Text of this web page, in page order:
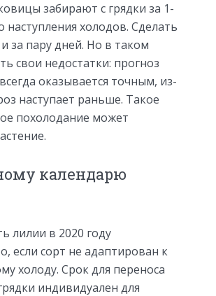
забирают с грядки за 1-
наступления холодов. Сделать
за пару дней. Но в таком
свои недостатки: прогноз
оказывается точным, из-
наступает раньше. Такое
похолодание может
календарю
лилии в 2020 году
если сорт не адаптирован к
холоду. Срок для переноса
индивидуален для